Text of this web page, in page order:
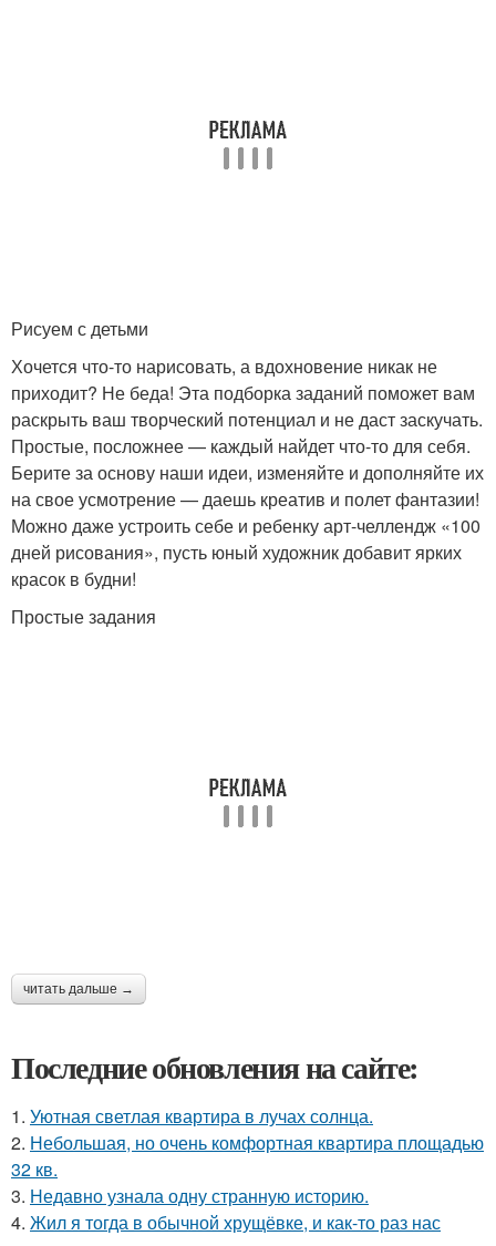
Рисуем с детьми
Хочется что-то нарисовать, а вдохновение никак не
приходит? Не беда! Эта подборка заданий поможет вам
раскрыть ваш творческий потенциал и не даст заскучать.
Простые, посложнее — каждый найдет что-то для себя.
Берите за основу наши идеи, изменяйте и дополняйте их
на свое усмотрение — даешь креатив и полет фантазии!
Можно даже устроить себе и ребенку арт-челлендж «100
дней рисования», пусть юный художник добавит ярких
красок в будни!
Простые задания
читать дальше →
Последние обновления на сайте:
1. Уютная светлая квартира в лучах солнца.
2. Небольшая, но очень комфортная квартира площадью
32 кв.
3. Недавно узнала одну странную историю.
4. Жил я тогда в обычной хрущёвке, и как-то раз нас